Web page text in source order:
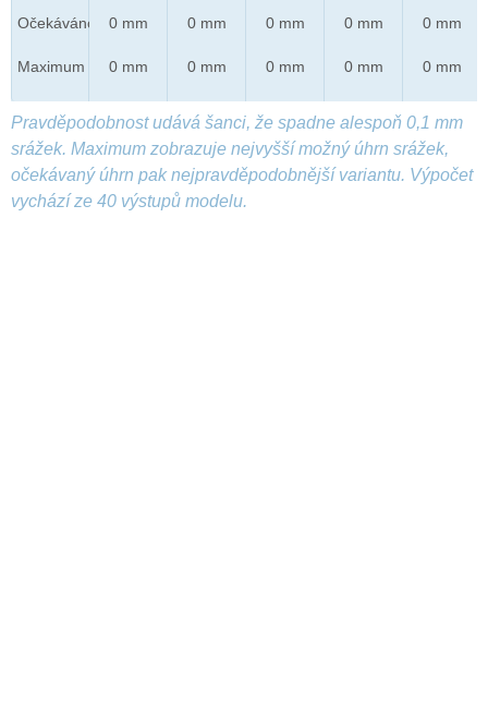
Očekáváno
Maximum
0 mm
0 mm
0 mm
0 mm
0 mm
0 mm
0 mm
0 mm
0 mm
0 mm
Pravděpodobnost udává šanci, že spadne alespoň 0,1 mm
srážek. Maximum zobrazuje nejvyšší možný úhrn srážek,
očekávaný úhrn pak nejpravděpodobnější variantu. Výpočet
vychází ze 40 výstupů modelu.